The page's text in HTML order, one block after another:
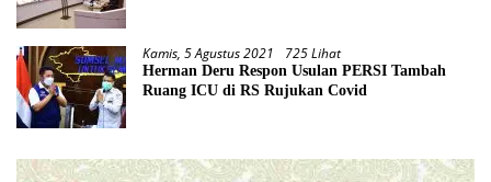
Kamis, 5 Agustus 2021 725 Lihat
Herman Deru Respon Usulan PERSI Tambah
Ruang ICU di RS Rujukan Covid